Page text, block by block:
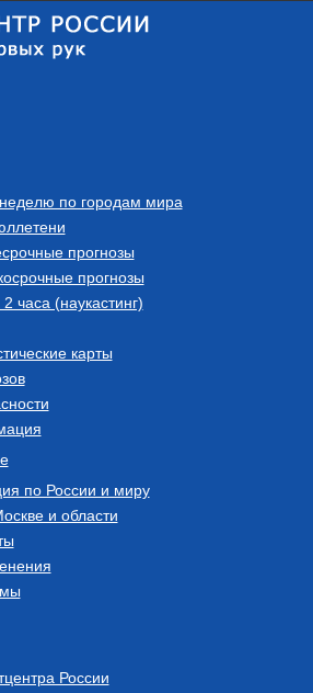
по городам мира
прогнозы
прогнозы
часа (наукастинг)
карты
по России и миру
и области
России